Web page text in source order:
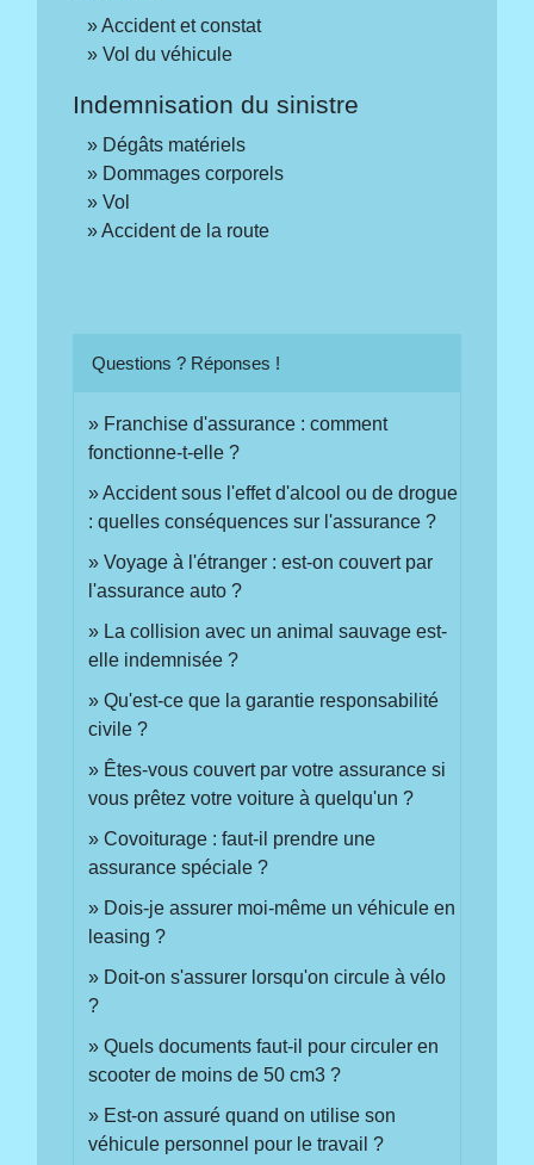
Accident et constat
Vol du véhicule
Indemnisation du sinistre
Dégâts matériels
Dommages corporels
Vol
Accident de la route
Questions ? Réponses !
Franchise d'assurance : comment
fonctionne-t-elle ?
Accident sous l'effet d'alcool ou de drogue
: quelles conséquences sur l'assurance ?
Voyage à l'étranger : est-on couvert par
l'assurance auto ?
La collision avec un animal sauvage est-
elle indemnisée ?
Qu'est-ce que la garantie responsabilité
civile ?
Êtes-vous couvert par votre assurance si
vous prêtez votre voiture à quelqu'un ?
Covoiturage : faut-il prendre une
assurance spéciale ?
Dois-je assurer moi-même un véhicule en
leasing ?
Doit-on s'assurer lorsqu'on circule à vélo
?
Quels documents faut-il pour circuler en
scooter de moins de 50 cm3 ?
Est-on assuré quand on utilise son
véhicule personnel pour le travail ?